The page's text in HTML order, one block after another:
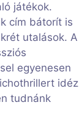
játékok.
cím bátorít is
utalások. A
egyenesen
idéz
tudnánk